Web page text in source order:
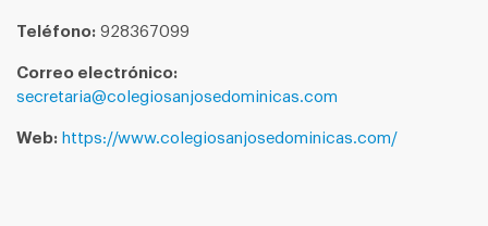
Teléfono: 928367099
Correo electrónico:
secretaria@colegiosanjosedominicas.com
Web: https://www.colegiosanjosedominicas.com/